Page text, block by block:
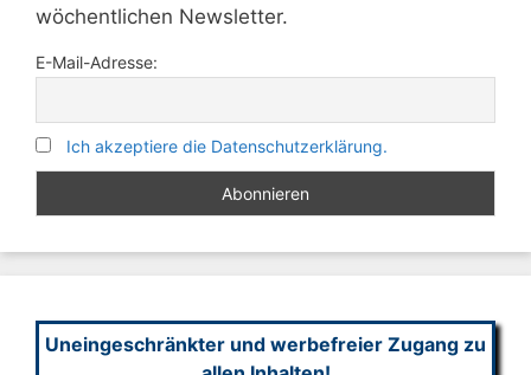
wöchentlichen Newsletter.
E-Mail-Adresse:
Ich akzeptiere die Datenschutzerklärung.
Uneingeschränkter und werbefreier Zugang zu